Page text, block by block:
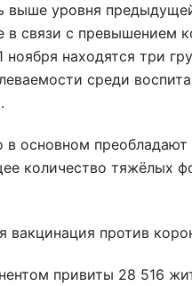
выше уровня
в связи с превышением
находятся три
среди
в основном
количество тяжёлых
против
привиты 28 516